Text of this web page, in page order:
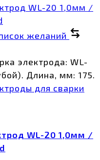
желаний
электрода: WL-
Длина, мм: 175.
для сварки
WL-20 1,0мм /